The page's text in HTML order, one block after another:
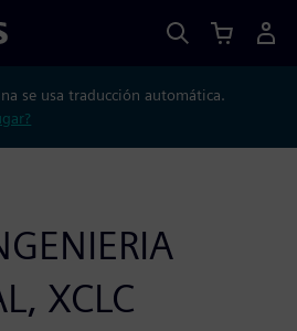
se usa traducción automática.
XCLC